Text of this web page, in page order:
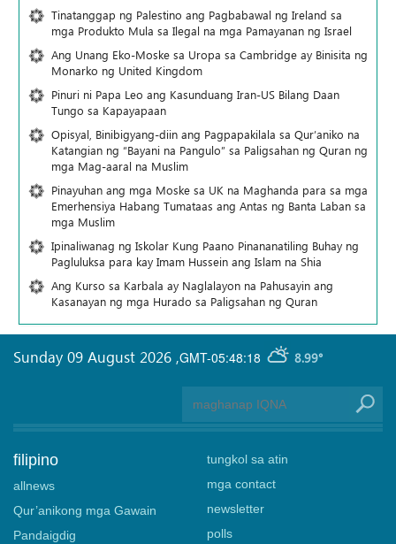
Tinatanggap ng Palestino ang Pagbabawal ng Ireland sa
mga Produkto Mula sa Ilegal na mga Pamayanan ng Israel
Ang Unang Eko-Moske sa Uropa sa Cambridge ay Binisita ng
Monarko ng United Kingdom
Pinuri ni Papa Leo ang Kasunduang Iran-US Bilang Daan
Tungo sa Kapayapaan
Opisyal, Binibigyang-diin ang Pagpapakilala sa Qur’aniko na
Katangian ng “Bayani na Pangulo” sa Paligsahan ng Quran ng
mga Mag-aaral na Muslim
Pinayuhan ang mga Moske sa UK na Maghanda para sa mga
Emerhensiya Habang Tumataas ang Antas ng Banta Laban sa
mga Muslim
Ipinaliwanag ng Iskolar Kung Paano Pinananatiling Buhay ng
Pagluluksa para kay Imam Hussein ang Islam na Shia
Ang Kurso sa Karbala ay Naglalayon na Pahusayin ang
Kasanayan ng mga Hurado sa Paligsahan ng Quran
GMT-05:48:18 8.99°
Sunday 09 August 2026 ,
filipino
allnews
Qur’anikong mga Gawain
Pandaigdig
tungkol sa atin
mga contact
newsletter
polls